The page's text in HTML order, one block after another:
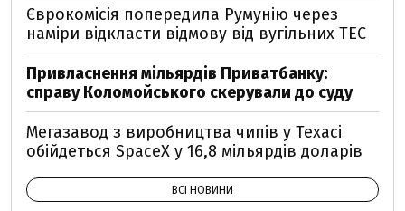
Єврокомісія попередила Румунію через
наміри відкласти відмову від вугільних ТЕС
Привласнення мільярдів Приватбанку:
справу Коломойського скерували до суду
Мегазавод з виробництва чипів у Техасі
обійдеться SpaceX у 16,8 мільярдів доларів
ВСІ НОВИНИ